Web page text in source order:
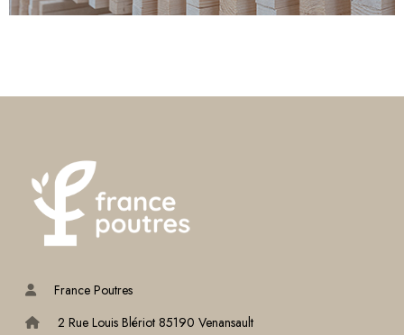
France Poutres
2 Rue Louis Blériot 85190 Venansault